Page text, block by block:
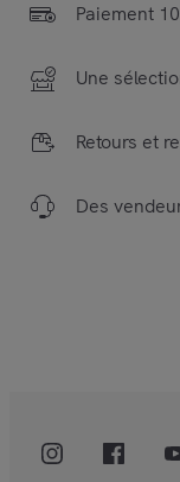
Paiement
Une
Retours et
Des